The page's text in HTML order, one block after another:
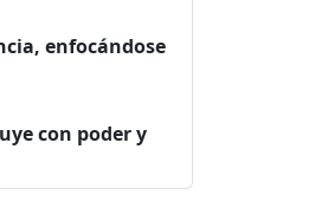
enfocándose
con poder y